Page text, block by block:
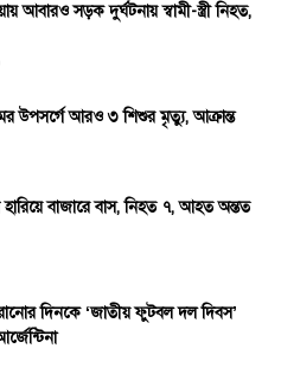
আবারও সড়ক দুর্ঘটনায় স্বামী-স্ত্রী নিহত,
উপসর্গে আরও ৩ শিশুর মৃত্যু, আক্রান্ত
হারিয়ে বাজারে বাস, নিহত ৭, আহত অন্তত
দিনকে ‘জাতীয় ফুটবল দল দিবস’